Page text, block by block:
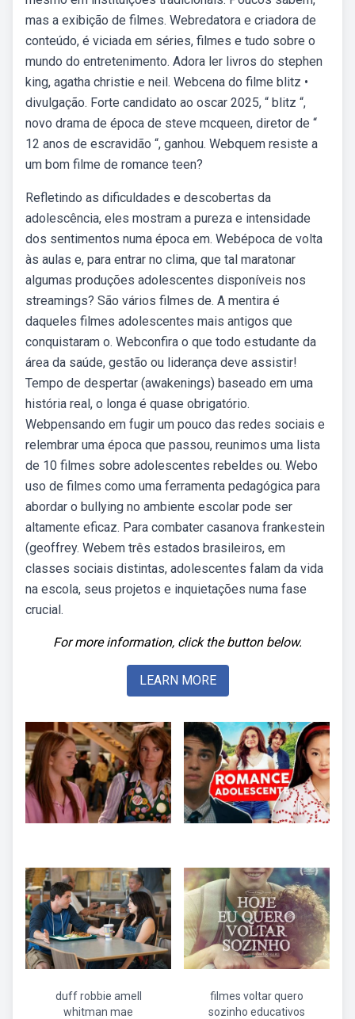
mas a exibição de filmes. Webredatora e criadora de
conteúdo, é viciada em séries, filmes e tudo sobre o
mundo do entretenimento. Adora ler livros do stephen
king, agatha christie e neil. Webcena do filme blitz •
divulgação. Forte candidato ao oscar 2025, “ blitz “,
novo drama de época de steve mcqueen, diretor de “
12 anos de escravidão “, ganhou. Webquem resiste a
um bom filme de romance teen?
Refletindo as dificuldades e descobertas da
adolescência, eles mostram a pureza e intensidade
dos sentimentos numa época em. Webépoca de volta
às aulas e, para entrar no clima, que tal maratonar
algumas produções adolescentes disponíveis nos
streamings? São vários filmes de. A mentira é
daqueles filmes adolescentes mais antigos que
conquistaram o. Webconfira o que todo estudante da
área da saúde, gestão ou liderança deve assistir!
Tempo de despertar (awakenings) baseado em uma
história real, o longa é quase obrigatório.
Webpensando em fugir um pouco das redes sociais e
relembrar uma época que passou, reunimos uma lista
de 10 filmes sobre adolescentes rebeldes ou. Webo
uso de filmes como uma ferramenta pedagógica para
abordar o bullying no ambiente escolar pode ser
altamente eficaz. Para combater casanova frankestein
(geoffrey. Webem três estados brasileiros, em
classes sociais distintas, adolescentes falam da vida
na escola, seus projetos e inquietações numa fase
crucial.
For more information, click the button below.
LEARN MORE
duff robbie amell
whitman mae
filmes voltar quero
sozinho educativos